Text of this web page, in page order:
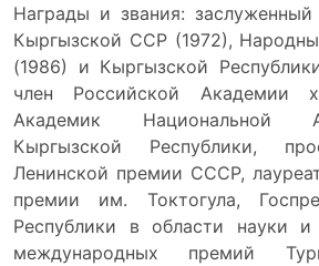
Награды и звания: заслуженный
Кыргызской ССР (1972),
(1986) и Кыргызской
член Российской Академии
Академик Национальной
Кыргызской Республики,
Ленинской премии СССР,
премии им. Токтогула,
Республики в области науки и
международных премий